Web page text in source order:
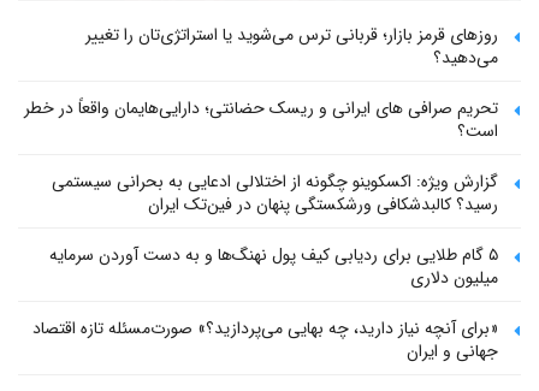
روزهای قرمز بازار؛ قربانی ترس می‌شوید یا استراتژی‌تان را تغییر
می‌دهید؟
تحریم صرافی های ایرانی و ریسک حضانتی؛ دارایی‌هایمان واقعاً در خطر
است؟
گزارش ویژه: اکسکوینو چگونه از اختلالی ادعایی به بحرانی سیستمی
رسید؟ کالبدشکافی ورشکستگی پنهان در فین‌تک ایران
۵ گام طلایی برای ردیابی کیف پول‌ نهنگ‌ها و به دست آوردن سرمایه
میلیون دلاری
«برای آنچه نیاز دارید، چه بهایی می‌پردازید؟» صورت‌مسئله تازه اقتصاد
جهانی و ایران